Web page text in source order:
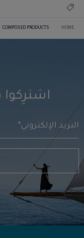
HOME
COMPOSED PRODUCTS
اشترِكوا